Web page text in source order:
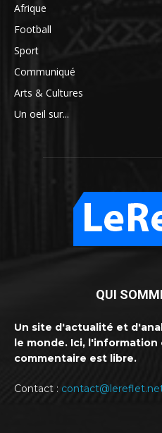
Afrique
Football
Sport
Communiqué
Arts & Cultures
Un oeil sur...
QUI
Un site d'actualité et
le monde. Ici, l'information
commentaire est libre.
Contact :